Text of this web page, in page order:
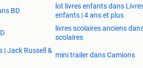
BD
lot livres enfants dans
enfants | 4 ans et plus
livres scolaires anciens
scolaires
| Jack Russell &
mini trailer dans Camions